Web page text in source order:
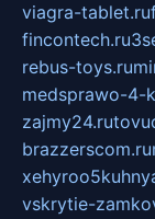
viagra-tablet.ru
fincontech.ru
rebus-toys.ru
medsprawo-4-
zajmy24.ru
brazzerscom.ru
vskrytie-